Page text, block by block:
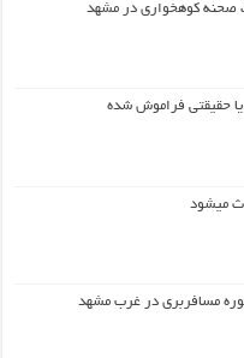
صحنه کوهخواری در مشهد
یا حقیقتی فراموش شده
میشود
مسافربری در غرب مشهد